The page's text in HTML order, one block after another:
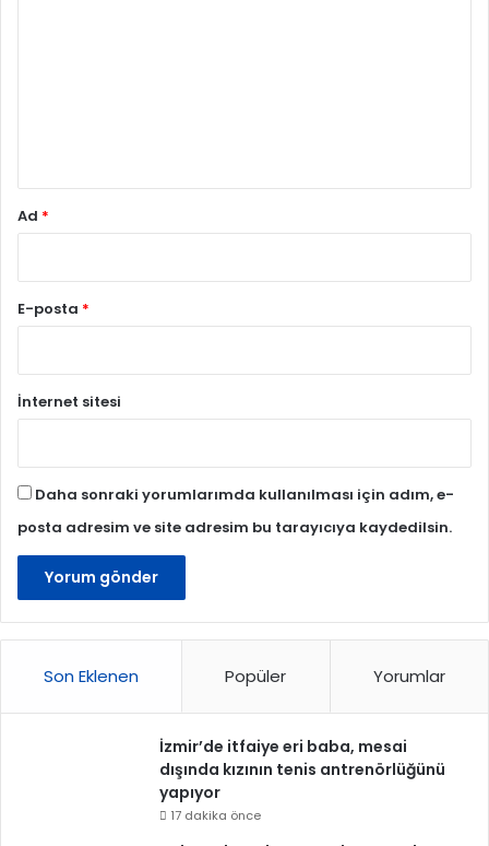
Ad *
E-posta *
İnternet sitesi
Daha sonraki yorumlarımda kullanılması için adım, e-
posta adresim ve site adresim bu tarayıcıya kaydedilsin.
Son Eklenen Popüler Yorumlar
İzmir’de itfaiye eri baba, mesai
dışında kızının tenis antrenörlüğünü
yapıyor
17 dakika önce